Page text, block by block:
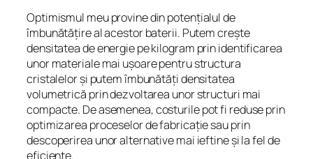
Optimismul meu provine din potențialul de
îmbunătățire al acestor baterii. Putem crește
densitatea de energie pe kilogram prin identificarea
unor materiale mai ușoare pentru structura
cristalelor și putem îmbunătăți densitatea
volumetrică prin dezvoltarea unor structuri mai
compacte. De asemenea, costurile pot fi reduse prin
optimizarea proceselor de fabricație sau prin
descoperirea unor alternative mai ieftine și la fel de
eficiente.